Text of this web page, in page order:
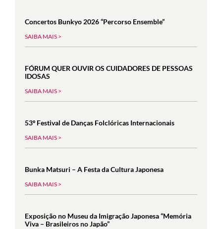
Concertos Bunkyo 2026 “Percorso Ensemble”
SAIBA MAIS >
FÓRUM QUER OUVIR OS CUIDADORES DE PESSOAS
IDOSAS
SAIBA MAIS >
53º Festival de Danças Folclóricas Internacionais
SAIBA MAIS >
Bunka Matsuri – A Festa da Cultura Japonesa
SAIBA MAIS >
Exposição no Museu da Imigração Japonesa “Memória
Viva – Brasileiros no Japão”